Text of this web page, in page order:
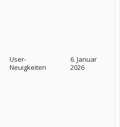
User-
Neuigkeiten
6. Januar
2026